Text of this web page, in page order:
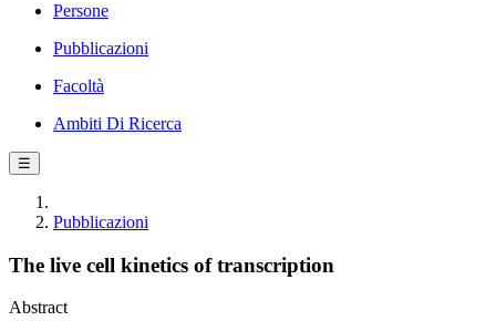
Persone
Pubblicazioni
Facoltà
Ambiti Di Ricerca
☰
Pubblicazioni
The live cell kinetics of transcription
Abstract